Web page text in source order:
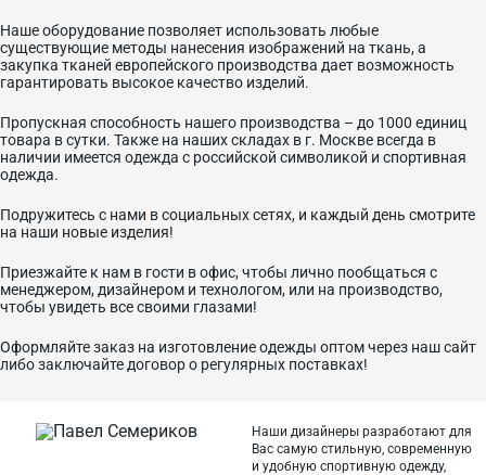
Наше оборудование позволяет использовать любые
существующие методы нанесения изображений на ткань, а
закупка тканей европейского производства дает возможность
гарантировать высокое качество изделий.
Пропускная способность нашего производства – до 1000 единиц
товара в сутки. Также на наших складах в г. Москве всегда в
наличии имеется одежда с российской символикой и спортивная
одежда.
Подружитесь с нами в социальных сетях, и каждый день смотрите
на наши новые изделия!
Приезжайте к нам в гости в офис, чтобы лично пообщаться с
менеджером, дизайнером и технологом, или на производство,
чтобы увидеть все своими глазами!
Оформляйте заказ на изготовление одежды оптом через наш сайт
либо заключайте договор о регулярных поставках!
Наши дизайнеры разработают для
Вас самую стильную, современную
и удобную спортивную одежду,